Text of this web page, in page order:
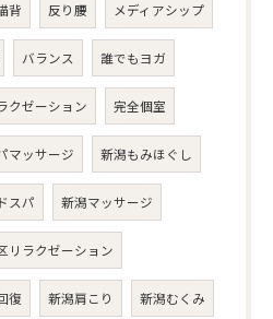
背 反り腰 メディアシップ
バランス 誰でもヨガ
クゼーション 完全個室
マッサージ 新潟もみほぐし
スパ 新潟マッサージ
リラクゼーション
復 新潟肩こり 新潟むくみ